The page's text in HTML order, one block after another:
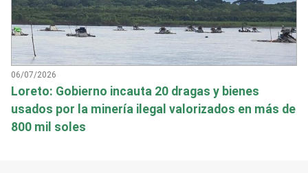
06/07/2026
Loreto: Gobierno incauta 20 dragas y bienes
usados por la minería ilegal valorizados en más de
800 mil soles